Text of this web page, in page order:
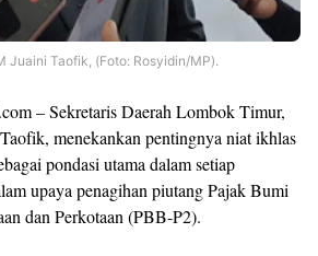
Juaini Taofik, (Foto: Rosyidin/MP).
– Sekretaris Daerah Lombok Timur,
menekankan pentingnya niat ikhlas
pondasi utama dalam setiap
upaya penagihan piutang Pajak Bumi
dan Perkotaan (PBB-P2).